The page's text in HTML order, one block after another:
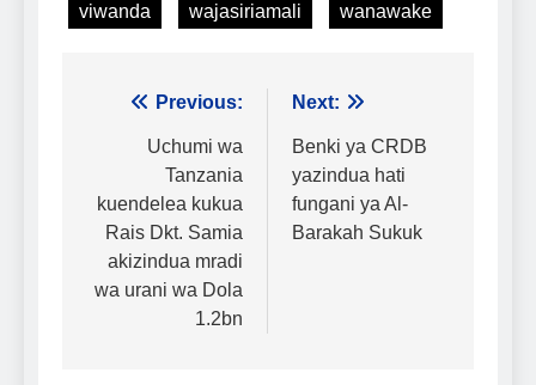
viwanda wajasiriamali wanawake
Urambazaji
chapisho
Previous:
Uchumi wa
Tanzania
kuendelea kukua
Rais Dkt. Samia
akizindua mradi
wa urani wa Dola
1.2bn
Next:
Benki ya CRDB
yazindua hati
fungani ya Al-
Barakah Sukuk